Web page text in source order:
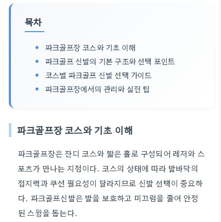
목차
파크골프장 코스와 기초 이해
파크골프 신발의 기본 구조와 선택 포인트
코스별 파크골프 신발 선택 가이드
파크골프장에서의 관리와 실전 팁
파크골프장 코스와 기초 이해
파크골프장은 잔디 코스와 짧은 홀로 구성되어 레저와 스
포츠가 만나는 지점이다. 코스의 상태에 따라 발바닥의
접지력과 쿠션 필요성이 달라지므로 신발 선택이 중요하
다. 파크골프신발은 발을 보호하고 미끄럼을 줄여 안정
된 스윙을 돕는다.